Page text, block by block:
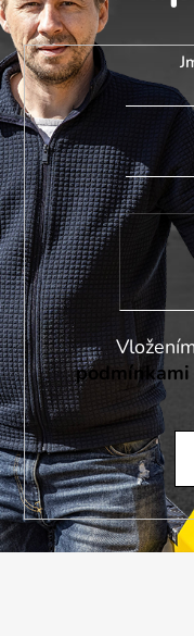
podmínkami